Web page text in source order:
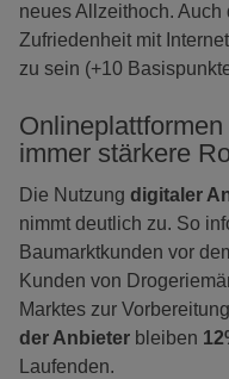
neues Allzeithoch.
Zufriedenheit mit
zu sein (+10
immer stärkere
Die Nutzung digitaler
nimmt deutlich zu. So
Baumarktkunden vor
Kunden von
Marktes zur
der Anbieter bleiben
Laufenden.